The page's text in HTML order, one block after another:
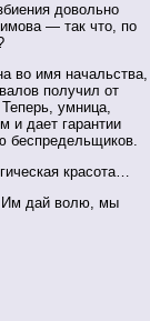
довольно
— так что, по
во имя начальства,
получил от
умница,
и дает гарантии
беспредельщиков.
красота…
Им дай волю, мы